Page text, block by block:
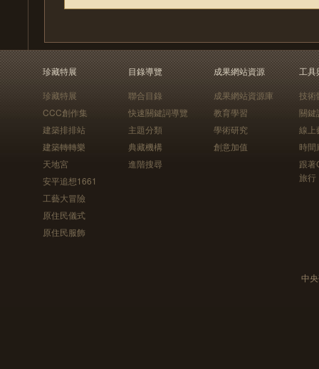
珍藏特展
珍藏特展
CCC創作集
建築排排站
建築轉轉樂
天地宮
安平追想1661
工藝大冒險
原住民儀式
原住民服飾
目錄導覽
聯合目錄
快速關鍵詞導覽
主題分類
典藏機構
進階搜尋
成果網站資源
成果網站資源庫
教育學習
學術研究
創意加值
工具
技術
關鍵
線上
時間
跟
旅行
中